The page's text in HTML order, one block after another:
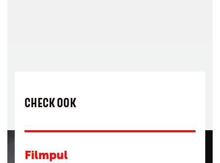
CHECK OOK
Filmpul